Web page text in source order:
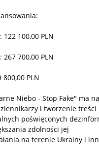
122 100,00 PLN
267 700,00 PLN
800,00 PLN
Niebo - Stop Fake" ma
i tworzenie treści
poświęconych
zdolności jej
na terenie Ukrainy i